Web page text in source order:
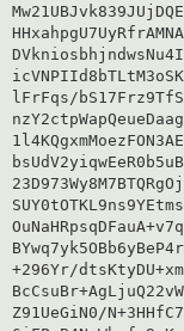
lFrFqs/
+296Yr/
Z91UeGiN0/